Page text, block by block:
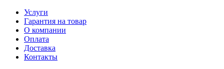
Услуги
Гарантия на товар
О компании
Оплата
Доставка
Контакты